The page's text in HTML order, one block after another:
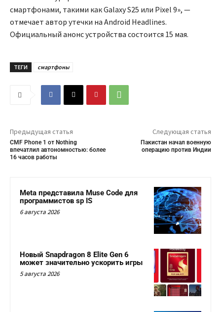
смартфонами, такими как Galaxy S25 или Pixel 9», —
отмечает автор утечки на Android Headlines.
Официальный анонс устройства состоится 15 мая.
ТЕГИ смартфоны
Предыдущая статья
CMF Phone 1 от Nothing
впечатлил автономностью: более
16 часов работы
Следующая статья
Пакистан начал военную
операцию против Индии
Meta представила Muse Code для
программистов sp IS
6 августа 2026
Новый Snapdragon 8 Elite Gen 6
может значительно ускорить игры
5 августа 2026